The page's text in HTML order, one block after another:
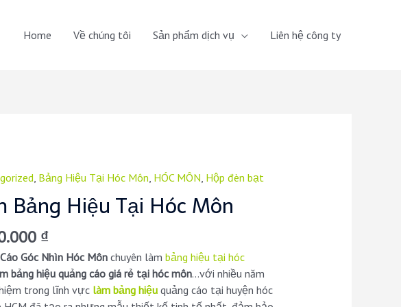
Home Về chúng tôi Sản phẩm dịch vụ Liên hệ công ty
, Bảng Hiệu Tại Hóc Môn, HÓC MÔN, Hộp đèn bạt
Bảng Hiệu Tại Hóc Môn
₫
Góc Nhìn Hóc Mônchuyên làmbảng hiệu tại hóc
bảng hiệu quảng cáo giá rẻ tại hóc môn…với nhiều năm
trong lĩnh vực làm bảng hiệu quảng cáo tại huyện hóc